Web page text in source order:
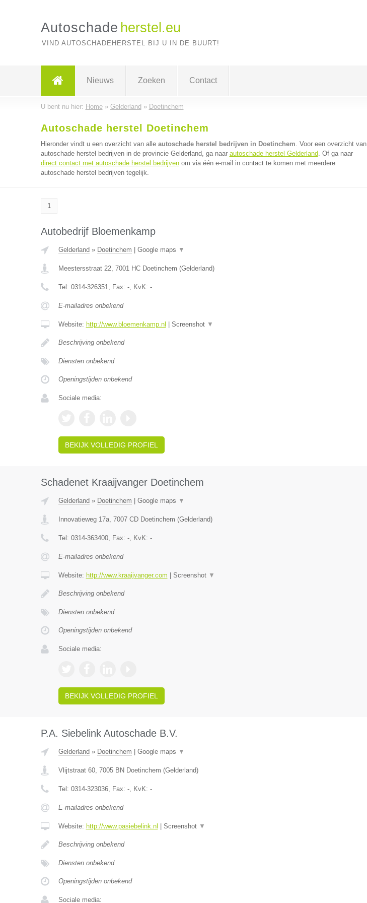
Autoschade herstel.eu
VIND AUTOSCHADEHERSTEL BIJ U IN DE BUURT!
Nieuws Zoeken Contact
U bent nu hier: Home» Gelderland » Doetinchem
Autoschade herstel Doetinchem
Hieronder vindt u een overzicht van alle autoschade herstel bedrijven in Doetinchem. Voor een overzicht van
autoschade herstel bedrijven in de provincie Gelderland, ga naar autoschade herstel Gelderland. Of ga naar
direct contact met autoschade herstel bedrijvenom via één e-mail in contact te komen met meerdere
autoschade herstel bedrijven tegelijk.
1
Autobedrijf Bloemenkamp
Gelderland » Doetinchem Google maps ▼
Meestersstraat 22, 7001 HC Doetinchem (Gelderland)
Tel: 0314-326351, Fax: -, KvK: -
E-mailadres onbekend
Website: http://www.bloemenkamp.nl Screenshot ▼
Beschrijving onbekend
Diensten onbekend
Openingstijden onbekend
Sociale media:
BEKIJK VOLLEDIG PROFIEL
Schadenet Kraaijvanger Doetinchem
Gelderland » Doetinchem Google maps ▼
Innovatieweg 17a, 7007 CD Doetinchem (Gelderland)
Tel: 0314-363400, Fax: -, KvK: -
E-mailadres onbekend
Website: http://www.kraaijvanger.com Screenshot ▼
Beschrijving onbekend
Diensten onbekend
Openingstijden onbekend
Sociale media:
BEKIJK VOLLEDIG PROFIEL
P.A. Siebelink Autoschade B.V.
Gelderland » Doetinchem Google maps ▼
Vlijtstraat 60, 7005 BN Doetinchem (Gelderland)
Tel: 0314-323036, Fax: -, KvK: -
E-mailadres onbekend
Website: http://www.pasiebelink.nl Screenshot ▼
Beschrijving onbekend
Diensten onbekend
Openingstijden onbekend
Sociale media: